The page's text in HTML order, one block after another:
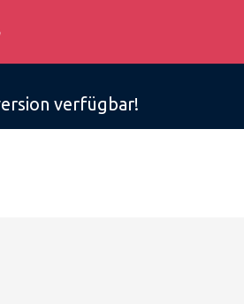
verfügbar!